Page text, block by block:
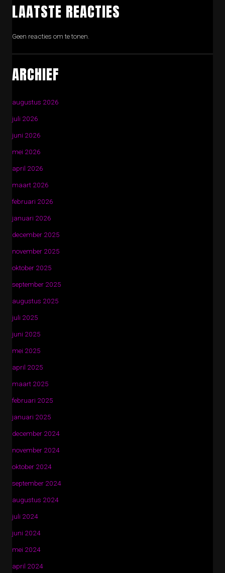
LAATSTE REACTIES
Geen reacties om te tonen.
ARCHIEF
augustus 2026
juli 2026
juni 2026
mei 2026
april 2026
maart 2026
februari 2026
januari 2026
december 2025
november 2025
oktober 2025
september 2025
augustus 2025
juli 2025
juni 2025
mei 2025
april 2025
maart 2025
februari 2025
januari 2025
december 2024
november 2024
oktober 2024
september 2024
augustus 2024
juli 2024
juni 2024
mei 2024
april 2024